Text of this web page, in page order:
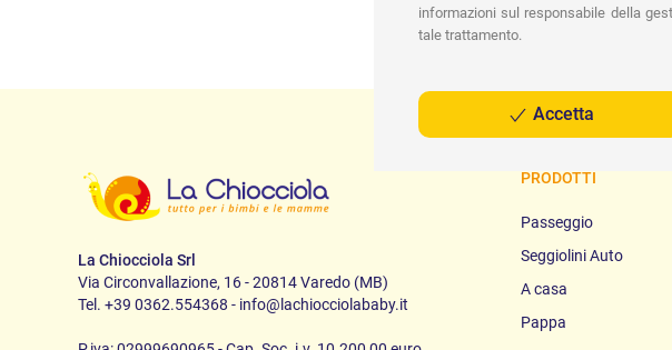
La Chiocciola Srl
Via Circonvallazione, 16 - 20814 Varedo (MB)
Tel. +39 0362.554368 - info@lachiocciolababy.it
PRODOTTI
Passeggio
Seggiolini Auto
A casa
Pappa
informazioni sul responsabile della
tale trattamento.
Accetta